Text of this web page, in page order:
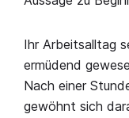
Ihr Arbeitsalltag
ermüdend
Nach einer
gewöhnt sich